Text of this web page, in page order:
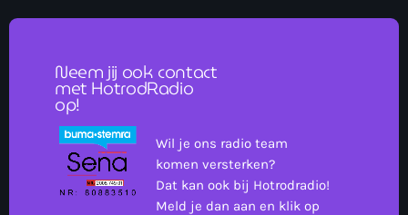
Neem jij ook contact
met HotrodRadio
op!
Wil je ons radio team
komen versterken?
Dat kan ook bij Hotrodradio!
Meld je dan aan en klik op